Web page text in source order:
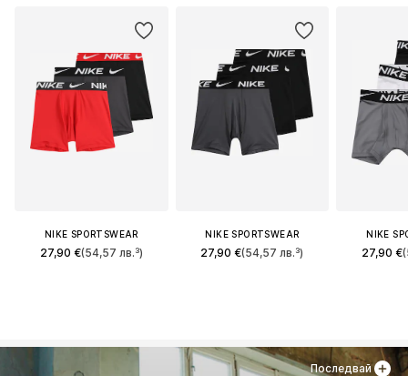
NIKE SPORTSWEAR
27,90 €(54,57 лв.³)
NIKE SPORTSWEAR
27,90 €(54,57 лв.³)
NIKE
27,90 €
Последвай